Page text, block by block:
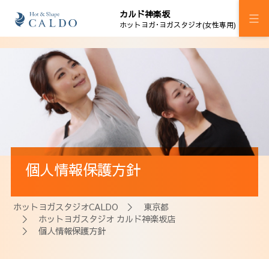
カルド神楽坂
ホットヨガ･ヨガスタジオ(女性専用)
施設案内
プログラム
スケジュール
料金
ウェルチケ
法人会員
アクセス
個人情報保護方針
ホットヨガスタジオCALDO ＞ 東京都
＞ ホットヨガスタジオ カルド神楽坂店
＞ 個人情報保護方針